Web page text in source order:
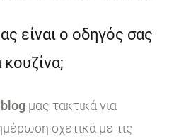
είναι ο οδηγός σας
κουζίνα;
blog μας τακτικά για
σχετικά με τις